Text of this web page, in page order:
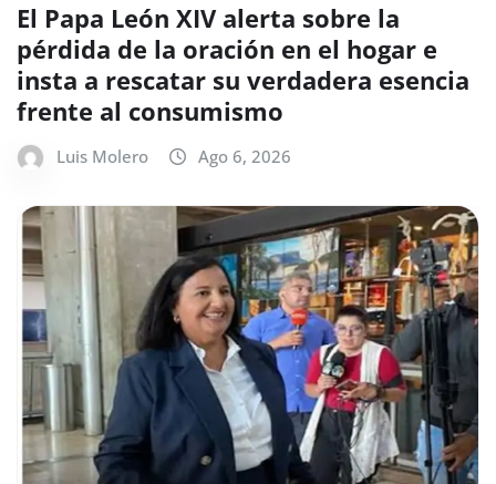
El Papa León XIV alerta sobre la
pérdida de la oración en el hogar e
insta a rescatar su verdadera esencia
frente al consumismo
Luis Molero Ago 6, 2026